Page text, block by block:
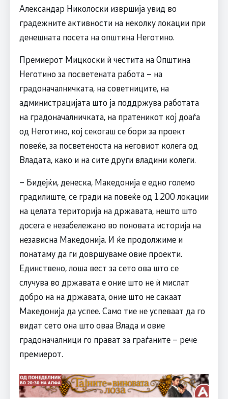
Александар Николоски извршија увид во
градежните активности на неколку локации при
денешната посета на општина Неготино.
Премиерот Мицкоски ѝ честита на Општина
Неготино за посветената работа – на
градоначалничката, на советниците, на
администрацијата што ја поддржува работата
на градоначалничката, на пратеникот кој доаѓа
од Неготино, кој секогаш се бори за проект
повеќе, за посветеноста на неговиот колега од
Владата, како и на сите други владини колеги.
– Бидејќи, денеска, Македонија е едно големо
градилиште, се гради на повеќе од 1.200 локации
на целата територија на државата, нешто што
досега е незабележано во поновата историја на
независна Македонија. И ќе продолжиме и
понатаму да ги довршуваме овие проекти.
Единствено, лоша вест за сето ова што се
случува во државата е оние што не ѝ мислат
добро на на државата, оние што не сакаат
Македонија да успее. Само тие не успеваат да го
видат сето она што оваа Влада и овие
градоначалници го прават за граѓаните – рече
премиерот.